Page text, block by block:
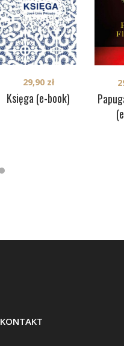
Księga (e-book)
29,90 zł
KONTAKT